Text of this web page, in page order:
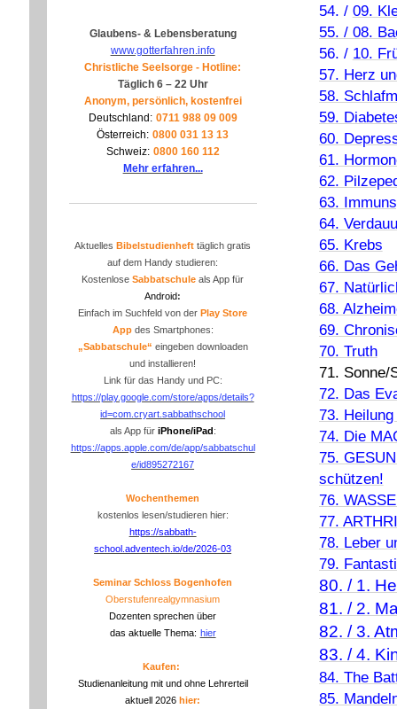
54. / 09.
55. / 08.
56. / 10.
57. Herz
58.
59.
60.
61.
62.
63.
64.
65. Krebs
66. Das
67.
68.
69.
70. Truth
71. Sonne/
72. Das
73.
74. Die
75.
schützen!
76.
77.
78. Leber
79.
80. / 1.
81. / 2.
82. / 3.
83. / 4.
84. The
85.
Glaubens- & Lebensberatung
www.gotterfahren.info
Christliche Seelsorge - Hotline:
Täglich 6 – 22 Uhr
Anonym, persönlich, kostenfrei
Deutschland: 0711 988 09 009
Österreich: 0800 031 13 13
Schweiz: 0800 160 112
Mehr erfahren...
Aktuelles Bibelstudienheft täglich gratis
auf dem Handy studieren:
KostenloseSabbatschule als App für
Android:
Einfach im Suchfeld von der P lay Store
Appdes Smartphones:
„Sabbatschule“ eingeben downloaden
und installieren!
Link für das Handy und PC:
https://play.google.com/store/apps/details?
id=com.cryart.sabbathschool
als App für iPhone/iPad :
https://apps.apple.com/de/app/sabbatschul
e/id895272167
Wochenthemen
kostenlos lesen/studieren hier:
https://sabbath-
school.adventech.io/de/2026-03
Seminar Schloss Bogenhofen
Oberstufenrealgymnasium
Dozenten sprechen über
das aktuelle Thema: hier
Kaufen:
Studienanleitung mit und ohne Lehrerteil
aktuell 2026 hier: